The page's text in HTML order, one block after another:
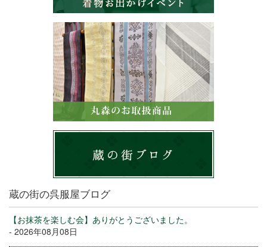
蔵の街の呉服屋ブログ
【お抹茶を楽しむ会】ありがとうございました。
- 2026年08月08日